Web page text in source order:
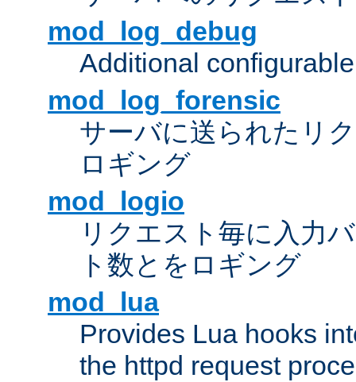
mod_log_debug
Additional
mod_log_forensic
サーバに送られたリ
ロギング
mod_logio
リクエスト毎に入力
ト数とをロギング
mod_lua
Provides Lua hooks
the httpd request